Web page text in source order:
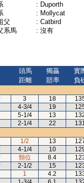
: Duporth
: Mollycat
父
: Catbird
系馬
: 沒有
頭馬
距離
獨贏
賠率
實
負
3 18
4-3/4 19
5-1/4 13
2-1/4 22
1/2 13
4-1/4 10
頸位 8.4
2-1/2 15
1 4.2